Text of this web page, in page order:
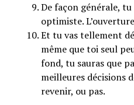
De façon générale,
optimiste.
Et tu vas tellement
même que toi seul
fond, tu sauras que
meilleures décisions
revenir, ou pas.